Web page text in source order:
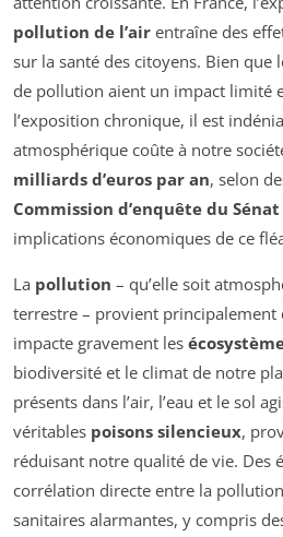
pollution de l’air entraîne des
sur la santé des citoyens. Bien que
de pollution aient un impact limité
l’exposition chronique, il est
atmosphérique coûte à notre
milliards d’euros par an, selon
Commission d’enquête du Sénat
implications économiques de ce
La pollution – qu’elle soit
terrestre – provient principalement
impacte gravement les
biodiversité et le climat de notre
présents dans l’air, l’eau et le sol
véritables poisons silencieux,
réduisant notre qualité de vie. Des
corrélation directe entre la
sanitaires alarmantes, y compris